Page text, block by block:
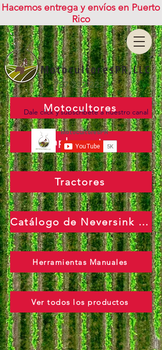
Hacemos entrega y envíos en Puerto
Rico
MotocultoresPR,LLC
787-232-2234
Dale click y subscríbete a nuestro canal
Motocultores
Implementos
Tractores
Catálogo de Neversink Tools
Herramientas Manuales
Ver todos los productos